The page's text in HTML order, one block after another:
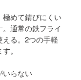
極めて錆びにくい
通常の鉄フライ
える。2つの手軽
。
らない